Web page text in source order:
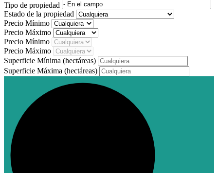
Tipo de propiedad
Estado de la propiedad
Precio Mínimo
Precio Máximo
Precio Mínimo
Precio Máximo
Superficie Mínima (hectáreas)
Superficie Máxima (hectáreas)